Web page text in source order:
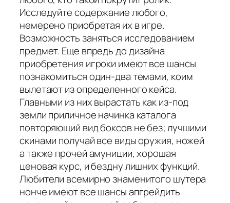
Исследуйте содержание любого,
немерено приобретая их в игре.
Возможность заняться исследованием
предмет. Еще впредь до дизайна
приобретения игроки имеют все шансы
познакомиться один-два темами, коим
вылетают из определенного кейса.
Главными из них вырастать как из-под
земли приличное начинка каталога
повторяющий вид боксов не без; лучшими
скинами получай все виды оружия, ножей
а также прочей амуниции, хорошая
ценовая курс, и бездну лишних функций.
Любители всемирно знаменитого шутера
нонче имеют все шансы апгрейдить